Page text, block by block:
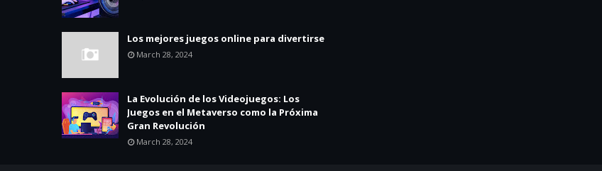
Los mejores juegos online para divertirse
March 28, 2024
La Evolución de los Videojuegos: Los
Juegos en el Metaverso como la Próxima
Gran Revolución
March 28, 2024